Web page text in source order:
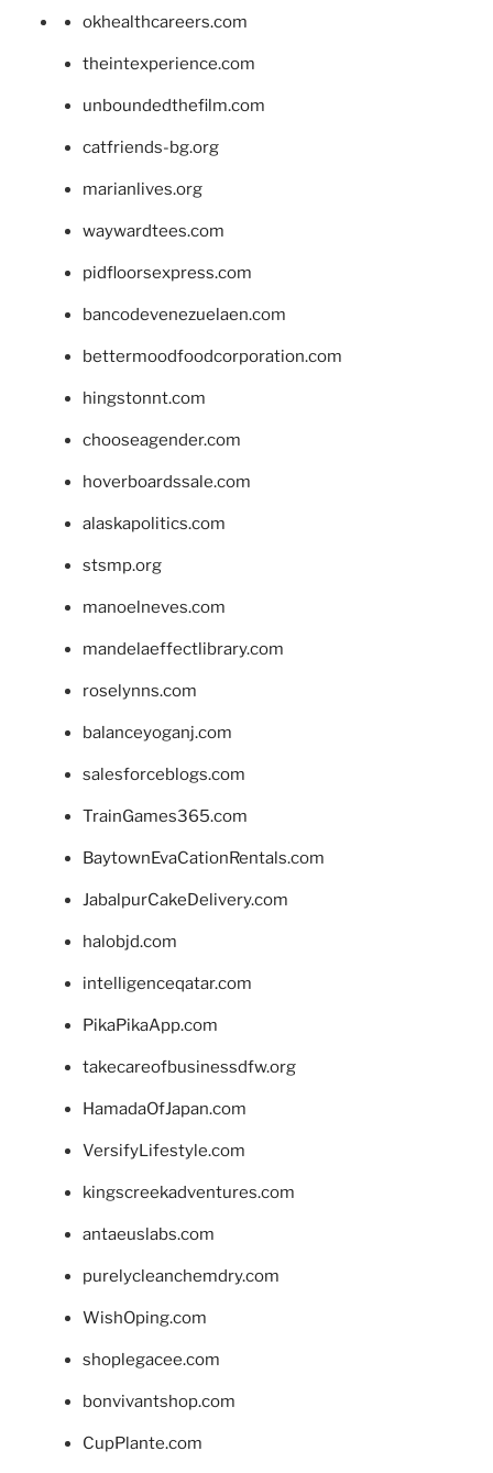
okhealthcareers.com
theintexperience.com
unboundedthefilm.com
catfriends-bg.org
marianlives.org
waywardtees.com
pidfloorsexpress.com
bancodevenezuelaen.com
bettermoodfoodcorporation.com
hingstonnt.com
chooseagender.com
hoverboardssale.com
alaskapolitics.com
stsmp.org
manoelneves.com
mandelaeffectlibrary.com
roselynns.com
balanceyoganj.com
salesforceblogs.com
TrainGames365.com
BaytownEvaCationRentals.com
JabalpurCakeDelivery.com
halobjd.com
intelligenceqatar.com
PikaPikaApp.com
takecareofbusinessdfw.org
HamadaOfJapan.com
VersifyLifestyle.com
kingscreekadventures.com
antaeuslabs.com
purelycleanchemdry.com
WishOping.com
shoplegacee.com
bonvivantshop.com
CupPlante.com